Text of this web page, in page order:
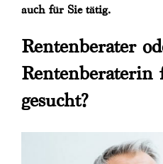
auch für Sie tätig.
Rentenberater
Rentenberaterin
gesucht?